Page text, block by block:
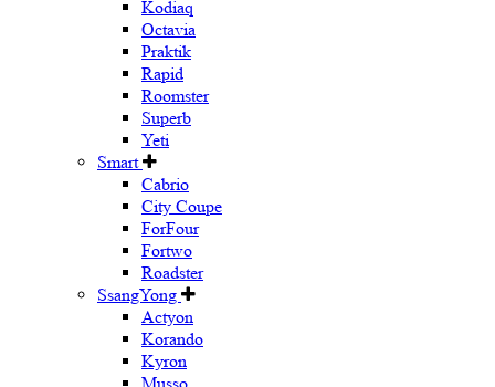
Kodiaq
Octavia
Praktik
Rapid
Roomster
Superb
Yeti
Smart
Cabrio
City Coupe
ForFour
Fortwo
Roadster
SsangYong
Actyon
Korando
Kyron